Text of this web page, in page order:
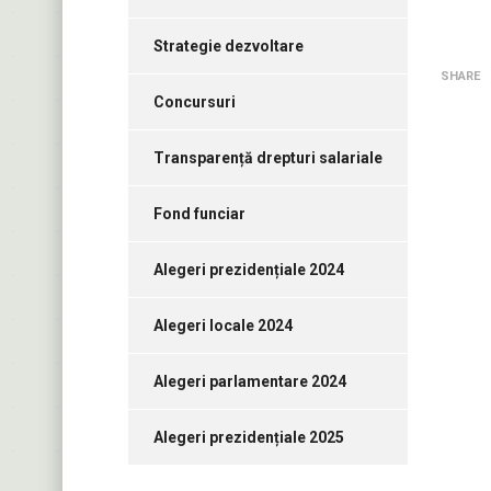
SHARE
Strategie dezvoltare
Concursuri
Transparență drepturi salariale
Fond funciar
Alegeri prezidențiale 2024
Alegeri locale 2024
Alegeri parlamentare 2024
Alegeri prezidențiale 2025